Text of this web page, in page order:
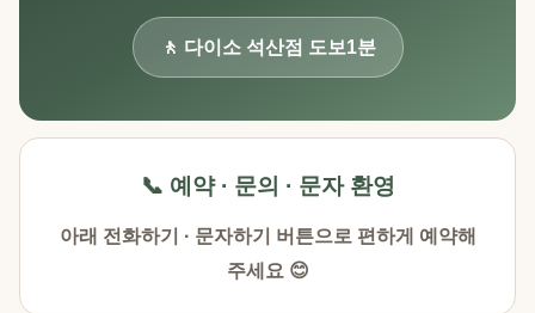
🚶 다이소 석산점 도보1분
📞 예약 · 문의 · 문자 환영
아래 전화하기 · 문자하기 버튼으로 편하게 예약해
주세요 😊